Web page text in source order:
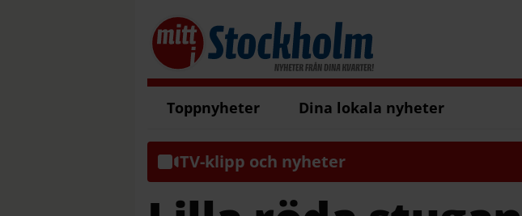
Toppnyheter Dina lokala nyheter
TV-klipp och nyheter